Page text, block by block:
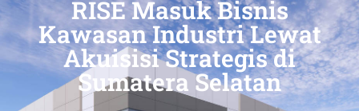
RISE Masuk Bisnis
Kawasan Industri Lewat
Akuisisi Strategis di
Sumatera Selatan